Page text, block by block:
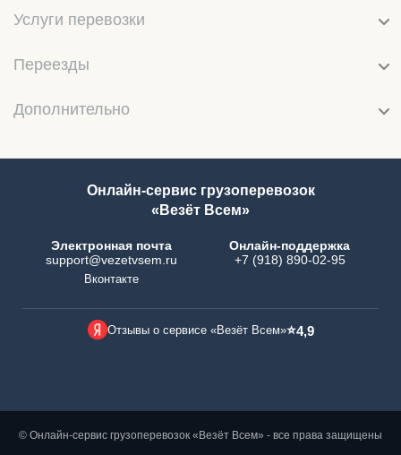
Услуги перевозки
Переезды
Дополнительно
Онлайн-сервис грузоперевозок
«Везёт Всем»
Электронная почта
support@vezetvsem.ru
Вконтакте
Онлайн-поддержка
+7 (918) 890-02-95
Отзывы о сервисе «Везёт Всем»⭐4,9
© Онлайн-сервис грузоперевозок «Везёт Всем» - все права защищены